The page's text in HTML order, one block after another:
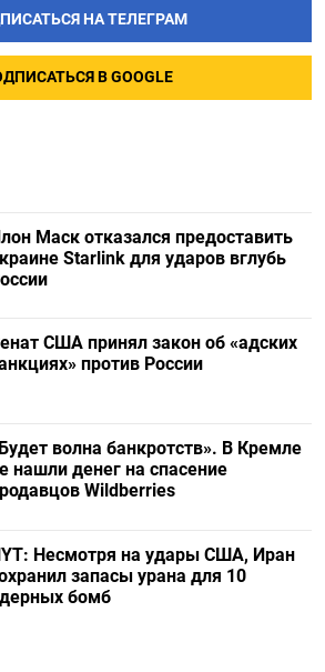
НА ТЕЛЕГРАМ
В GOOGLE
Маск отказался предоставить
Starlink для ударов вглубь
США принял закон об «адских
против России
волна банкротств». В Кремле
нашли денег на спасение
Wildberries
Несмотря на удары США, Иран
запасы урана для 10
бомб